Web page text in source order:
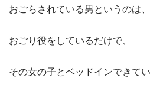
おごらされている男というのは、
おごり役をしているだけで、
その女の子とベッドインできて